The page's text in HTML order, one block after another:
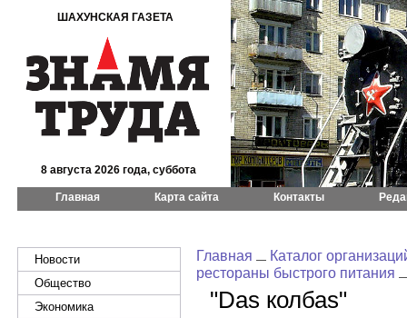
ШАХУНСКАЯ ГАЗЕТА
8 августа 2026 года, суббота
Главная Карта сайта Контакты
Новости
Общество
Экономика
Главная
Каталог
рестораны быстрого питания
"Das колбаs"